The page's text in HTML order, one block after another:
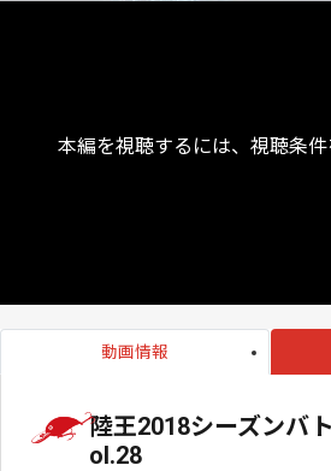
本編を視聴するには、視聴条
動画情報
陸王2018シーズンバ
ol.28